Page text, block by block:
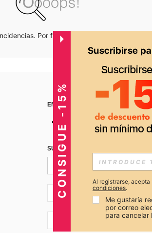
Por favor inténtalo de nuevo.
ENCUÉNTRANOS EN
SUSCRÍBETE PARA RECIBIR
PE + 51
CONSIGUE -15% Al registrarse, acepta
condiciones.
Me gustaría
por correo
para cancelar